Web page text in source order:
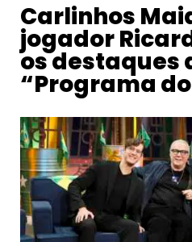
Carlinhos
jogador
os destaques
“Programa